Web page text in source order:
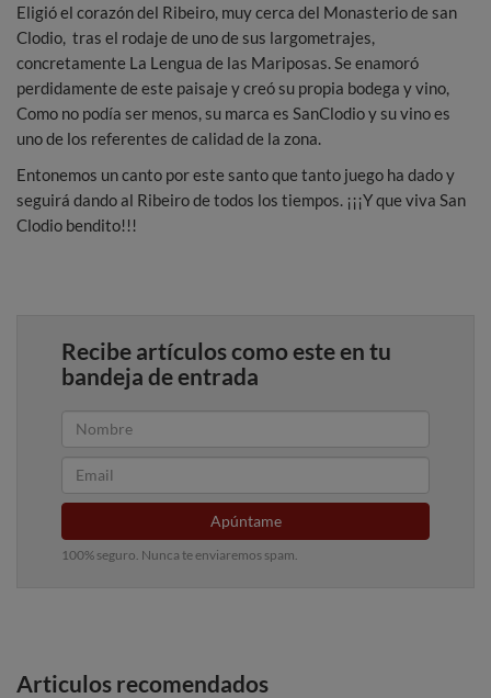
Eligió el corazón del Ribeiro, muy cerca del Monasterio de san
Clodio, tras el rodaje de uno de sus largometrajes,
concretamente La Lengua de las Mariposas. Se enamoró
perdidamente de este paisaje y creó su propia bodega y vino,
Como no podía ser menos, su marca es SanClodio y su vino es
uno de los referentes de calidad de la zona.
Entonemos un canto por este santo que tanto juego ha dado y
seguirá dando al Ribeiro de todos los tiempos. ¡¡¡Y que viva San
Clodio bendito!!!
Recibe artículos como este en tu
bandeja de entrada
Apúntame
100% seguro. Nunca te enviaremos spam.
Articulos recomendados